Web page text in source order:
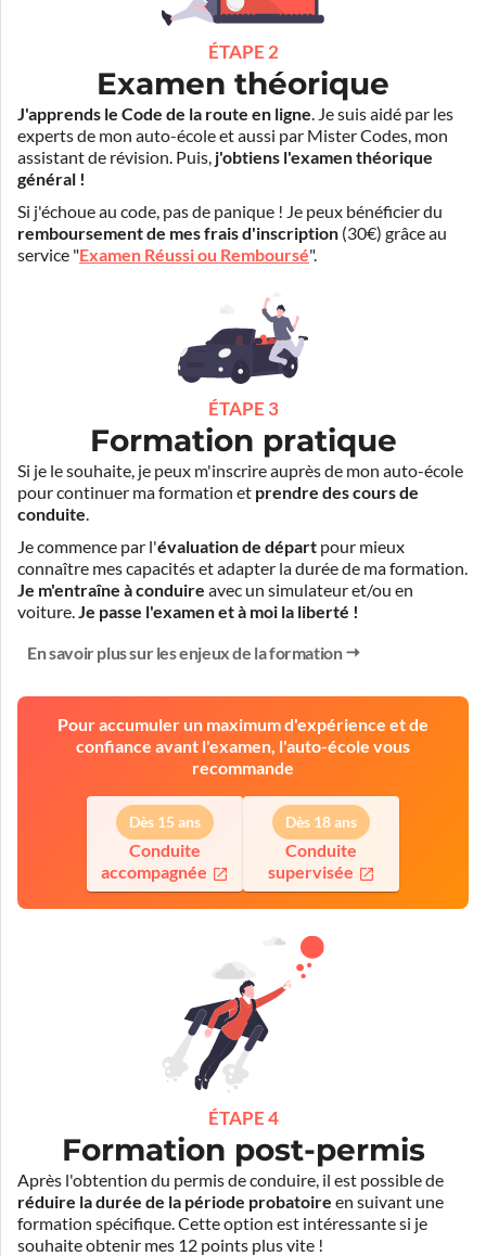
ÉTAPE 2
Examen théorique
J'apprends le Code de la route en ligne. Je suis aidé par les
experts de mon auto-école et aussi par Mister Codes, mon
assistant de révision. Puis, j'obtiens l'examen théorique
général !
Si j'échoue au code, pas de panique ! Je peux bénéficier du
remboursement de mes frais d'inscription (30€) grâce au
service "Examen Réussi ou Remboursé".
ÉTAPE 3
Formation pratique
Si je le souhaite, je peux m'inscrire auprès de mon auto-école
pour continuer ma formation et prendre des cours de
conduite.
Je commence par l'évaluation de départ pour mieux
connaître mes capacités et adapter la durée de ma formation.
Je m'entraîne à conduire avec un simulateur et/ou en
voiture.Je passe l'examen et à moi la liberté !
En savoir plus sur les enjeux de la formation
Pour accumuler un maximum d'expérience et de
confiance avant l'examen, l'auto-école vous
recommande
Dès 15 ans
Conduite
accompagnée
Dès 18 ans
Conduite
supervisée
ÉTAPE 4
Formation post-permis
Après l'obtention du permis de conduire, il est possible de
réduire la durée de la période probatoire en suivant une
formation spécifique. Cette option est intéressante si je
souhaite obtenir mes 12 points plus vite !